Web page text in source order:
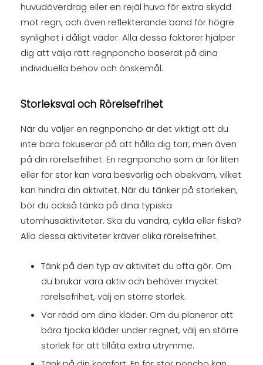
huvudöverdrag eller en rejäl huva för extra skydd
mot regn, och även reflekterande band för högre
synlighet i dåligt väder. Alla dessa faktorer hjälper
dig att välja rätt regnponcho baserat på dina
individuella behov och önskemål.
Storleksval och Rörelsefrihet
När du väljer en regnponcho är det viktigt att du
inte bara fokuserar på att hålla dig torr, men även
på din rörelsefrihet. En regnponcho som är för liten
eller för stor kan vara besvärlig och obekväm, vilket
kan hindra din aktivitet. När du tänker på storleken,
bör du också tänka på dina typiska
utomhusaktiviteter. Ska du vandra, cykla eller fiska?
Alla dessa aktiviteter kräver olika rörelsefrihet.
Tänk på den typ av aktivitet du ofta gör. Om
du brukar vara aktiv och behöver mycket
rörelsefrihet, välj en större storlek.
Var rädd om dina kläder. Om du planerar att
bära tjocka kläder under regnet, välj en större
storlek för att tillåta extra utrymme.